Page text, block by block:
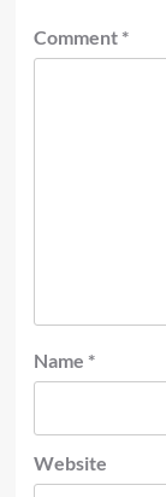
Comment *
Name *
Website